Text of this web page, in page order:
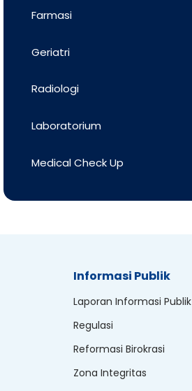
Farmasi
Geriatri
Radiologi
Laboratorium
Medical Check Up
Informasi Publik
Laporan Informasi Publik
Regulasi
Reformasi Birokrasi
Zona Integritas